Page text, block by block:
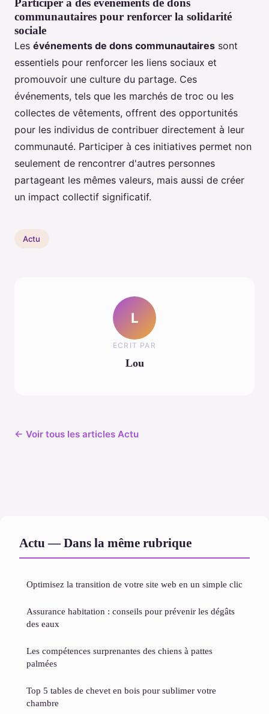
Participer à des événements de dons
communautaires pour renforcer la solidarité
sociale
Les événements de dons communautaires sont
essentiels pour renforcer les liens sociaux et
promouvoir une culture du partage. Ces
événements, tels que les marchés de troc ou les
collectes de vêtements, offrent des opportunités
pour les individus de contribuer directement à leur
communauté. Participer à ces initiatives permet non
seulement de rencontrer d'autres personnes
partageant les mêmes valeurs, mais aussi de créer
un impact collectif significatif.
Actu
L
ECRIT PAR
Lou
← Voir tous les articles Actu
Actu — Dans la même rubrique
Optimisez la transition de votre site web en un simple clic
Assurance habitation : conseils pour prévenir les dégâts
des eaux
Les compétences surprenantes des chiens à pattes
palmées
Top 5 tables de chevet en bois pour sublimer votre
chambre